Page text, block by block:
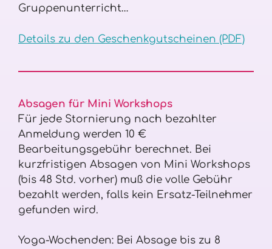
Gruppenunterricht…
Details zu den Geschenkgutscheinen (PDF)
Absagen für Mini Workshops
Für jede Stornierung nach bezahlter
Anmeldung werden 10 €
Bearbeitungsgebühr berechnet. Bei
kurzfristigen Absagen von Mini Workshops
(bis 48 Std. vorher) muß die volle Gebühr
bezahlt werden, falls kein Ersatz-Teilnehmer
gefunden wird.
Yoga-Wochenden: Bei Absage bis zu 8